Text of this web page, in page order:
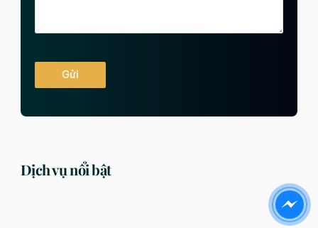
Gửi
Dịch vụ nổi bật